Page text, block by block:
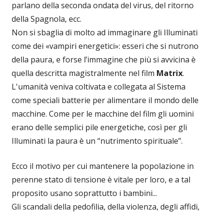
parlano della seconda ondata del virus, del ritorno
della Spagnola, ecc.
Non si sbaglia di molto ad immaginare gli Illuminati
come dei «vampiri energetici»: esseri che si nutrono
della paura, e forse l’immagine che più si avvicina è
quella descritta magistralmente nel film Matrix.
L'umanità veniva coltivata e collegata al Sistema
come speciali batterie per alimentare il mondo delle
macchine. Come per le macchine del film gli uomini
erano delle semplici pile energetiche, così per gli
Illuminati la paura è un “nutrimento spirituale”.
Ecco il motivo per cui mantenere la popolazione in
perenne stato di tensione è vitale per loro, e a tal
proposito usano soprattutto i bambini...
Gli scandali della pedofilia, della violenza, degli affidi,